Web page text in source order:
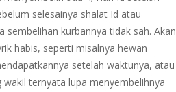
selesainya shalat Id atau
kurbannya tidak sah. Akan
habis, seperti misalnya hewan
setelah waktunya, atau
ternyata lupa menyembelihnya